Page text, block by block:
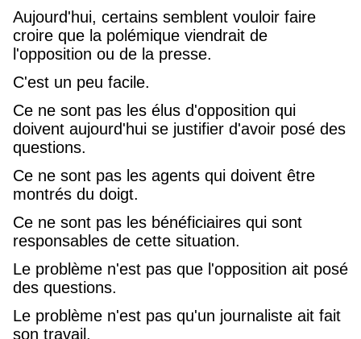
Aujourd'hui, certains semblent vouloir faire
croire que la polémique viendrait de
l'opposition ou de la presse.
C'est un peu facile.
Ce ne sont pas les élus d'opposition qui
doivent aujourd'hui se justifier d'avoir posé des
questions.
Ce ne sont pas les agents qui doivent être
montrés du doigt.
Ce ne sont pas les bénéficiaires qui sont
responsables de cette situation.
Le problème n'est pas que l'opposition ait posé
des questions.
Le problème n'est pas qu'un journaliste ait fait
son travail.